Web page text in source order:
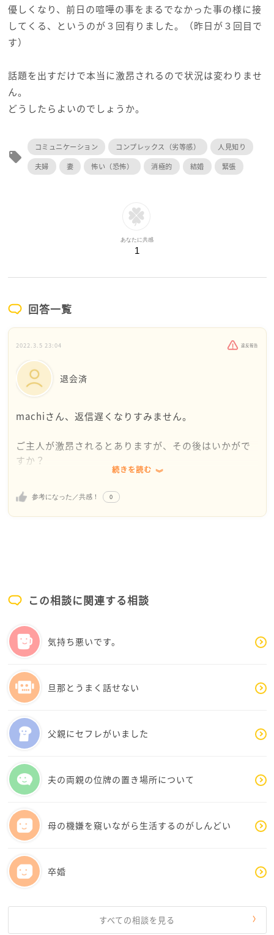
優しくなり、前日の喧嘩の事をまるでなかった事の様に接
してくる、というのが３回有りました。（昨日が３回目で
す）
話題を出すだけで本当に激昂されるので状況は変わりませ
ん。
どうしたらよいのでしょうか。
local_offer
コミュニケーション コンプレックス（劣等感）
人見知り
夫婦
妻 怖い（恐怖） 消極的 結婚 緊張
あなたに共感
1
回答一覧
2022.3.5 23:04 違反報告
退会済
machiさん、返信遅くなりすみません。
ご主人が激昂されるとありますが、その後はいかがで
すか？
怖い思いはされていませんか。
普段は大人しい人でも、大声で激昂し物まで投げられ
るとなると、私でも恐怖を感じると思います。
machiさん大丈夫ですか。
リニックの受診も考えてみてくださいね。
願いした時だけですか。
他の話題でこのように怒り出すことはないのでしょう
この点も気になりました。
る。
それほど「人に話かけることができていない」と言わ
この話題はしばらく慎重になった方がよさそうです。
ご投稿を読んで、悩み事は2つに分けられると思いまし
た。
１．普段大人しいご主人が「人と話してほしい」とい
うと激しく激昂すること
2．人見知りのお二人が人と会話することが苦手である
こと
くてもいいのではないかと私は思います。
相手の話を聴くのも苦手ですか。
続きを読む
参考になった／共感！ 0
この相談に関連する相談
気持ち悪いです。
旦那とうまく話せない
父親にセフレがいました
夫の両親の位牌の置き場所について
母の機嫌を窺いながら生活するのがしんどい
卒婚
すべての相談を見る